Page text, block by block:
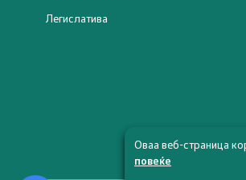
Контакт
Легислатива
Оваа веб-страница
повеќе